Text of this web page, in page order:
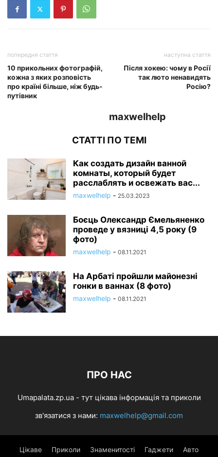
попередня стаття
10 прикольних фотографій,
кожна з яких розповість
про країні більше, ніж будь-
путівник
наступна стаття
Після хокею: чому в Росії
так люто ненавидять
Росію?
maxwelhelp
СТАТТІ ПО ТЕМІ
Как создать дизайн ванной
комнаты, который будет
расслаблять и освежать вас...
maxwelhelp - 25.03.2023
Боєць Олександр Ємельяненко
проведе у вязниці 4,5 року (9
фото)
maxwelhelp - 08.11.2021
На Арбаті пройшли майонезні
гонки в ваннах (8 фото)
maxwelhelp - 08.11.2021
ПРО НАС
Umapalata.zp.ua - тут цікава інформація та приколи
зв'язатися з нами: maxwelhelp@gmail.com
Цікаве Приколи Знаменитості Гаджети Авто